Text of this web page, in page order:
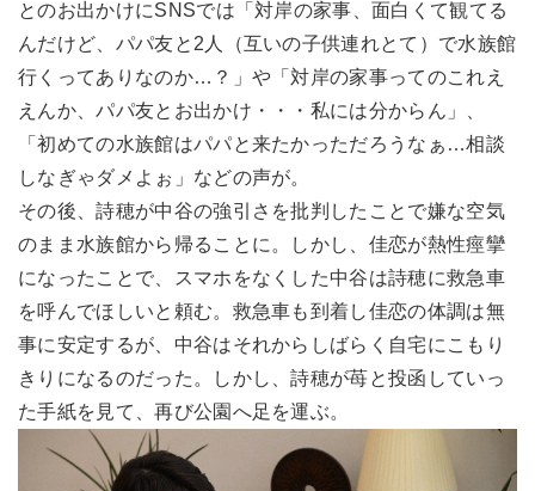
とのお出かけにSNSでは「対岸の家事、面白くて観てる
んだけど、パパ友と2人（互いの子供連れとて）で水族館
行くってありなのか…？」や「対岸の家事ってのこれえ
えんか、パパ友とお出かけ・・・私には分からん」、
「初めての水族館はパパと来たかっただろうなぁ…相談
しなぎゃダメよぉ」などの声が。
その後、詩穂が中谷の強引さを批判したことで嫌な空気
のまま水族館から帰ることに。しかし、佳恋が熱性痙攣
になったことで、スマホをなくした中谷は詩穂に救急車
を呼んでほしいと頼む。救急車も到着し佳恋の体調は無
事に安定するが、中谷はそれからしばらく自宅にこもり
きりになるのだった。しかし、詩穂が苺と投函していっ
た手紙を見て、再び公園へ足を運ぶ。